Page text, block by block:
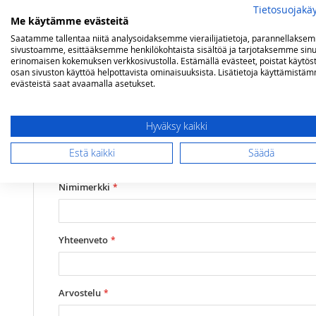
Lisätietoja
Lisätietoja
Kiinnityshalkaisija
125 mm
Olet arvostelemassa:
Vesta lasikupu 125 mm, valkoinen
Rating
star
stars
stars
stars
stars
Nimimerkki
Yhteenveto
Arvostelu
Me käytämme evästeitä
Saatamme tallentaa niitä analysoidaksemme vierailijatietoja,
sivustoamme, esittääksemme henkilökohtaista sisältöä ja tarjotaksemme
erinomaisen kokemuksen verkkosivustolla. Estämällä evästeet, poistat
osan sivuston käyttöä helpottavista ominaisuuksista. Lisätietoja
evästeistä saat avaamalla asetukset.
Hyväksy kaikki
Estä kaikki Säädä